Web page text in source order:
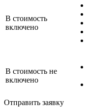
В стоимость
включено
В стоимость не
включено
Отправить заявку